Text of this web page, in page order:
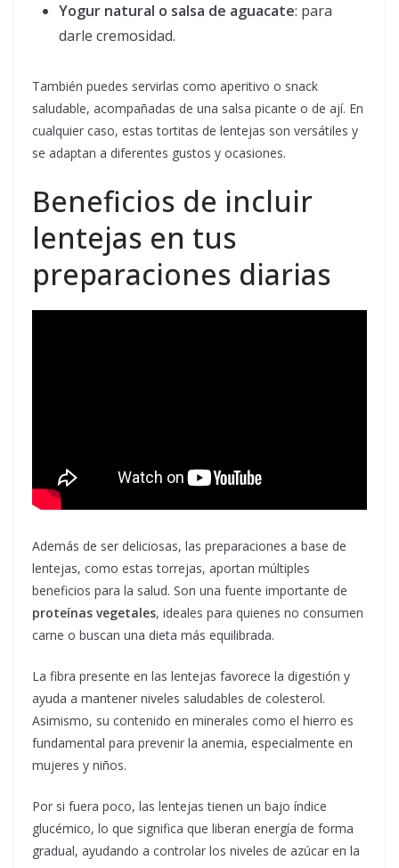
Yogur natural o salsa de aguacate: para
darle cremosidad.
También puedes servirlas como aperitivo o snack
saludable, acompañadas de una salsa picante o de ají. En
cualquier caso, estas tortitas de lentejas son versátiles y
se adaptan a diferentes gustos y ocasiones.
Beneficios de incluir
lentejas en tus
preparaciones diarias
Además de ser deliciosas, las preparaciones a base de
lentejas, como estas torrejas, aportan múltiples
beneficios para la salud. Son una fuente importante de
proteínas vegetales, ideales para quienes no consumen
carne o buscan una dieta más equilibrada.
La fibra presente en las lentejas favorece la digestión y
ayuda a mantener niveles saludables de colesterol.
Asimismo, su contenido en minerales como el hierro es
fundamental para prevenir la anemia, especialmente en
mujeres y niños.
Por si fuera poco, las lentejas tienen un bajo índice
glucémico, lo que significa que liberan energía de forma
gradual, ayudando a controlar los niveles de azúcar en la